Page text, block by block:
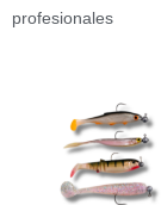
profesionales